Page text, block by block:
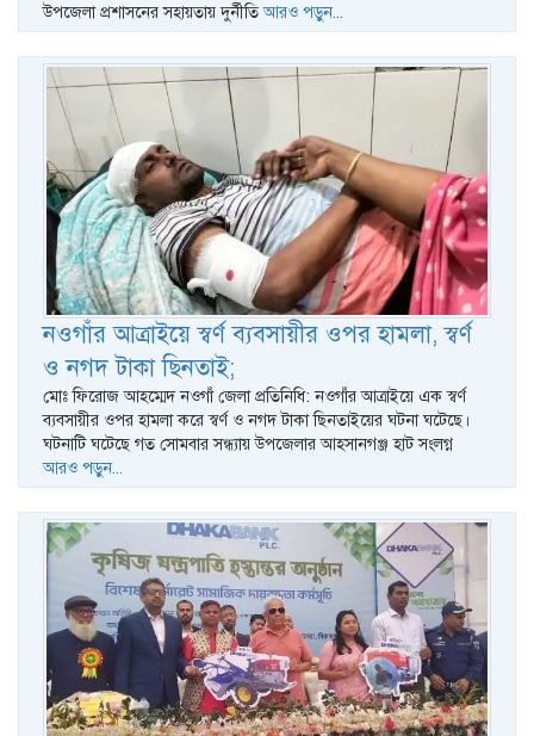
উপজেলা প্রশাসনের সহায়তায় দুর্নীতিআরও পড়ুন...
নওগাঁর আত্রাইয়ে স্বর্ণ ব্যবসায়ীর ওপর হামলা, স্বর্ণ
ও নগদ টাকা ছিনতাই;
মোঃ ফিরোজ আহম্মেদ নওগাঁ জেলা প্রতিনিধি: নওগাঁর আত্রাইয়ে এক স্বর্ণ
ব্যবসায়ীর ওপর হামলা করে স্বর্ণ ও নগদ টাকা ছিনতাইয়ের ঘটনা ঘটেছে।
ঘটনাটি ঘটেছে গত সোমবার সন্ধ্যায় উপজেলার আহসানগঞ্জ হাট সংলগ্ন
আরও পড়ুন...